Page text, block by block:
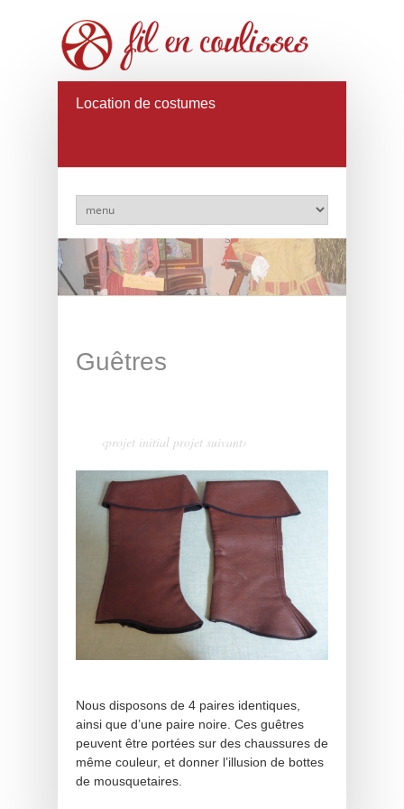
Location de costumes
Guêtres
‹projet initial projet suivant›
Nous disposons de 4 paires identiques,
ainsi que d’une paire noire. Ces guêtres
peuvent être portées sur des chaussures de
même couleur, et donner l’illusion de bottes
de mousquetaires.